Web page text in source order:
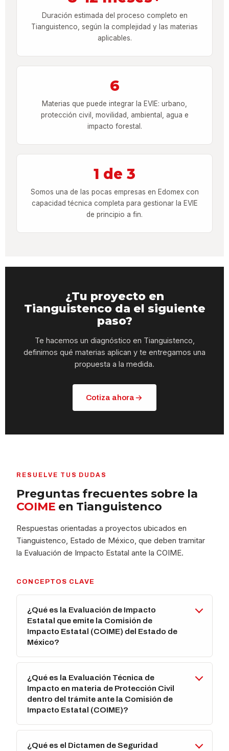
Duración estimada del proceso completo en
Tianguistenco, según la complejidad y las materias
aplicables.
6
Materias que puede integrar la EVIE: urbano,
protección civil, movilidad, ambiental, agua e
impacto forestal.
1 de 3
Somos una de las pocas empresas en Edomex con
capacidad técnica completa para gestionar la EVIE
de principio a fin.
¿Tu proyecto en
Tianguistenco da el siguiente
paso?
Te hacemos un diagnóstico en Tianguistenco,
definimos qué materias aplican y te entregamos una
propuesta a la medida.
Cotiza ahora
RESUELVE TUS DUDAS
Preguntas frecuentes sobre la
COIME en Tianguistenco
Respuestas orientadas a proyectos ubicados en
Tianguistenco, Estado de México, que deben tramitar
la Evaluación de Impacto Estatal ante la COIME.
CONCEPTOS CLAVE
¿Qué es la Evaluación de Impacto
Estatal que emite la Comisión de
Impacto Estatal (COIME) del Estado de
México?
¿Qué es la Evaluación Técnica de
Impacto en materia de Protección Civil
dentro del trámite ante la Comisión de
Impacto Estatal (COIME)?
¿Qué es el Dictamen de Seguridad